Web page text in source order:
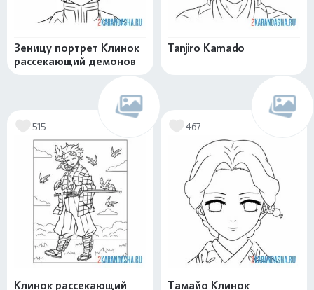
Зеницу портрет Клинок
рассекающий демонов
Tanjiro Kamado
515
Клинок рассекающий
467
Тамайо Клинок